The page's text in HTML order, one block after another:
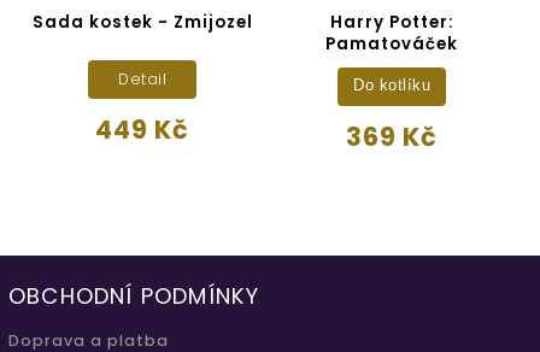
Sada kostek - Zmijozel
449 Kč
Detail
Harry Potter:
Pamatováček
369 Kč
Do kotlíku
OBCHODNÍ PODMÍNKY
Doprava a platba